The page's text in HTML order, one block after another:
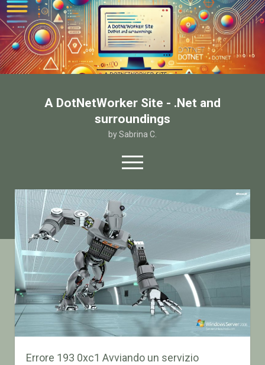
A DotNetWorker Site - .Net and
surroundings
by Sabrina C.
open
menu
twitterfacebook
email-form
Home
Chi sono
Contatto
Errore 193 0xc1 Avviando un servizio